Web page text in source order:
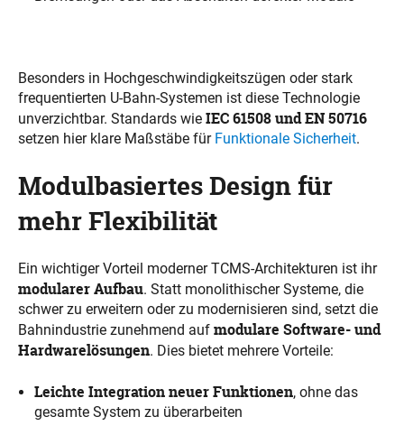
Besonders in Hochgeschwindigkeitszügen oder stark
frequentierten U-Bahn-Systemen ist diese Technologie
unverzichtbar. Standards wie IEC 61508 und EN 50716
setzen hier klare Maßstäbe für Funktionale Sicherheit.
Modulbasiertes Design für
mehr Flexibilität
Ein wichtiger Vorteil moderner TCMS-Architekturen ist ihr
modularer Aufbau. Statt monolithischer Systeme, die
schwer zu erweitern oder zu modernisieren sind, setzt die
Bahnindustrie zunehmend auf modulare Software- und
Hardwarelösungen. Dies bietet mehrere Vorteile:
Leichte Integration neuer Funktionen, ohne das
gesamte System zu überarbeiten